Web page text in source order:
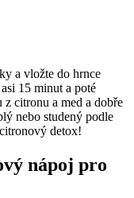
a vložte do hrnce
15 minut a poté
citronu a med a dobře
nebo studený podle
detox!
nápoj pro